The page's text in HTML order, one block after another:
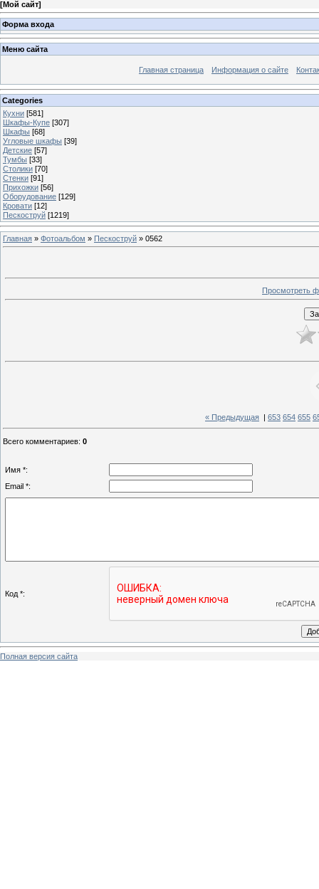
[Мой сайт]
Форма входа
Меню сайта
Главная страница Информация о сайте
Categories
Кухни [581]
Шкафы-Купе [307]
Шкафы [68]
Угловые шкафы [39]
Детские [57]
Тумбы [33]
Столики [70]
Стенки [91]
Прихожки [56]
Оборудование [129]
Кровати [12]
Пескоструй [1219]
Главная » Фотоальбом » Пескоструй » 0562
Просмотреть
« Предыдущая 653 654 655
Всего комментариев: 0
Имя *:
Email *:
Код *:
Полная версия сайта